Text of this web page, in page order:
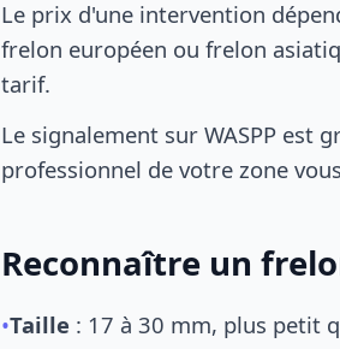
Le prix d'une intervention
frelon européen ou frelon
tarif.
Le signalement sur WASPP est
professionnel de votre zone
Reconnaître un
•Taille : 17 à 30 mm, plus petit